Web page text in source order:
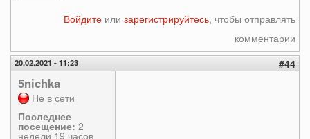
Войдите или зарегистрируйтесь, чтобы отправлять
комментарии
20.02.2021 - 11:23 #44
5nichka
Не в сети
Последнее
посещение: 2
недели 19 часов